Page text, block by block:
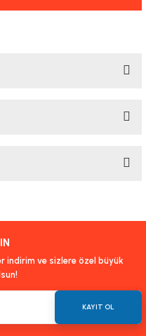
kullanarak tarafımıza
indirim ve sizlere özel büyük
KAYIT OL